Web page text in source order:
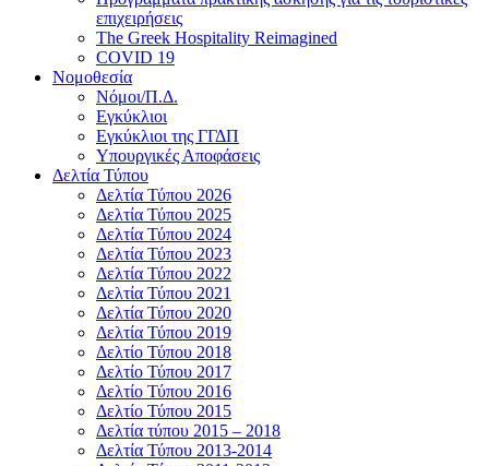
επιχειρήσεις
The Greek Hospitality Reimagined
COVID 19
Νομοθεσία
Νόμοι/Π.Δ.
Εγκύκλιοι
Εγκύκλιοι της ΓΓΔΠ
Υπουργικές Αποφάσεις
Δελτία Τύπου
Δελτία Τύπου 2026
Δελτία Τύπου 2025
Δελτία Τύπου 2024
Δελτία Τύπου 2023
Δελτία Τύπου 2022
Δελτία Τύπου 2021
Δελτία Τύπου 2020
Δελτία Τύπου 2019
Δελτίο Τύπου 2018
Δελτίο Τύπου 2017
Δελτίο Τύπου 2016
Δελτίο Τύπου 2015
Δελτία τύπου 2015 – 2018
Δελτία Τύπου 2013-2014